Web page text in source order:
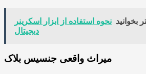
بخوانید نحوه استفاده از ابزار اسکرینر (Screener) ارز
دیجیتال
میراث واقعی جنسیس بلاک